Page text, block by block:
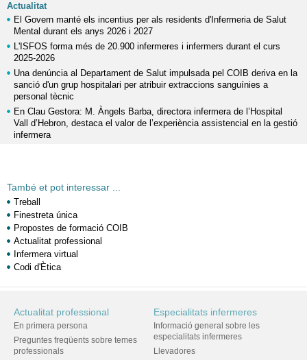
Actualitat
El Govern manté els incentius per als residents d'Infermeria de Salut
Mental durant els anys 2026 i 2027
L'ISFOS forma més de 20.900 infermeres i infermers durant el curs
2025-2026
Una denúncia al Departament de Salut impulsada pel COIB deriva en la
sanció d'un grup hospitalari per atribuir extraccions sanguínies a
personal tècnic
En Clau Gestora: M. Àngels Barba, directora infermera de l’Hospital
Vall d’Hebron, destaca el valor de l’experiència assistencial en la gestió
infermera
També et pot interessar ...
Treball
Finestreta única
Propostes de formació COIB
Actualitat professional
Infermera virtual
Codi d'Ètica
Actualitat professional
En primera persona
Preguntes freqüents sobre temes
professionals
Especialitats infermeres
Informació general sobre les
especialitats infermeres
Llevadores